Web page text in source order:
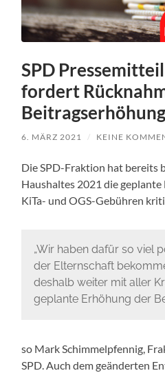
SPD
fordert
6. MÄRZ 2021 / KEINE
Die SPD-Fraktion hat bereits
Haushaltes 2021 die
KiTa- und OGS-Gebühren
„Wir haben dafür so viel
der Elternschaft
deshalb weiter mit aller
geplante Erhöhung der
so Mark Schimmelpfennig,
SPD. Auch dem geänderten